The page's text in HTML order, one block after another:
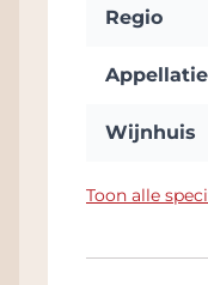
Regio
Appellatie
Wijnhuis
Toon alle